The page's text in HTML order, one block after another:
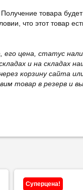
товара
что этот товар
цена, статус
и на складах
корзину сайта
товар в резерв
Суперцена!